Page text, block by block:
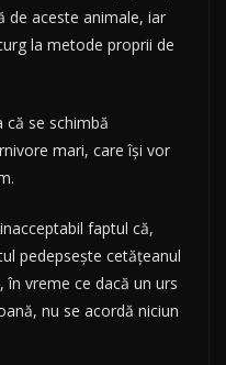
de aceste animale, iar
la metode proprii de
că se schimbă
mari, care îşi vor
faptul că,
pedepseşte cetăţeanul
în vreme ce dacă un urs
nu se acordă niciun